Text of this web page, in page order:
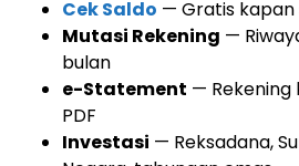
Cek Saldo — Gratis kapan
Mutasi Rekening —
bulan
e-Statement —
PDF
Investasi — Reksadana,